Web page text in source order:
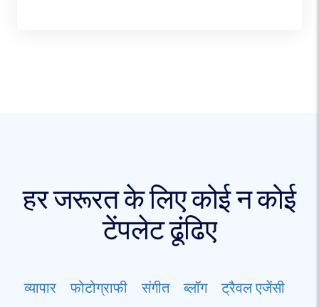
हर जरूरत के लिए कोई न कोई
टेंपलेट ढूंढिए
व्यापार फोटोग्राफी संगीत ब्लॉग
ट्रैवल एजेंसी